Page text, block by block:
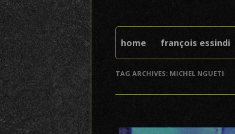
home
françois essindi
TAG ARCHIVES: MICHEL NGUETI